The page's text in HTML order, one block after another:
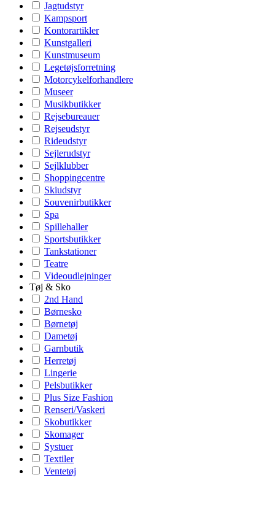
Jagtudstyr
Kampsport
Kontorartikler
Kunstgalleri
Kunstmuseum
Legetøjsforretning
Motorcykelforhandlere
Museer
Musikbutikker
Rejsebureauer
Rejseudstyr
Rideudstyr
Sejlerudstyr
Sejlklubber
Shoppingcentre
Skiudstyr
Souvenirbutikker
Spa
Spillehaller
Sportsbutikker
Tankstationer
Teatre
Videoudlejninger
Tøj & Sko
2nd Hand
Børnesko
Børnetøj
Dametøj
Garnbutik
Herretøj
Lingerie
Pelsbutikker
Plus Size Fashion
Renseri/Vaskeri
Skobutikker
Skomager
Systuer
Textiler
Ventetøj